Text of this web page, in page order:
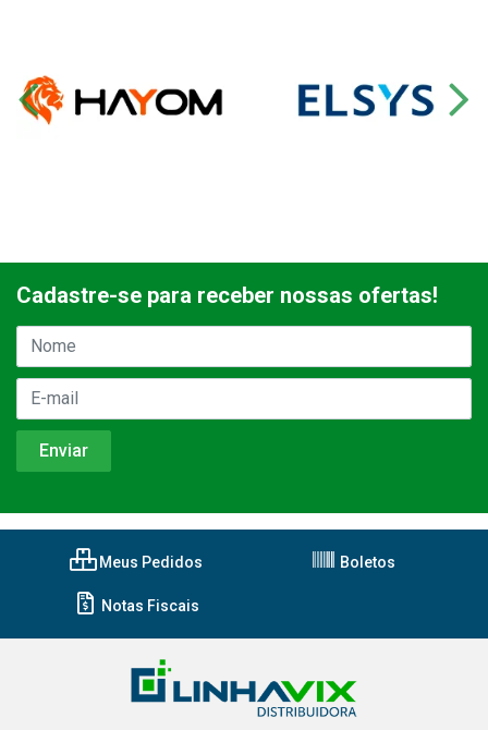
Cadastre-se para receber nossas ofertas!
Meus Pedidos Boletos
Notas Fiscais